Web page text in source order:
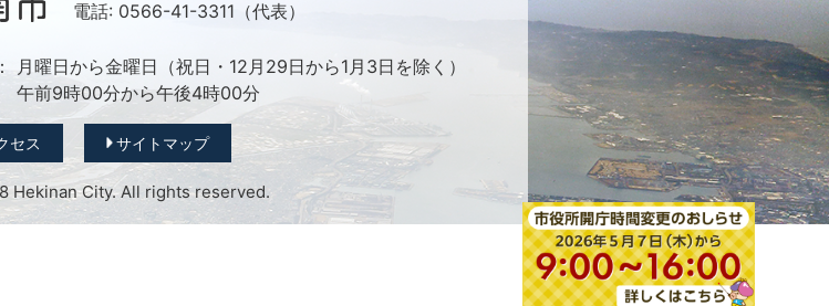
電話: 0566-41-3311（代表）
月曜日から金曜日（祝日・12月29日から1月3日を除く）
午前9時00分から午後4時00分
セス サイトマップ
Hekinan City. All rights reserved.